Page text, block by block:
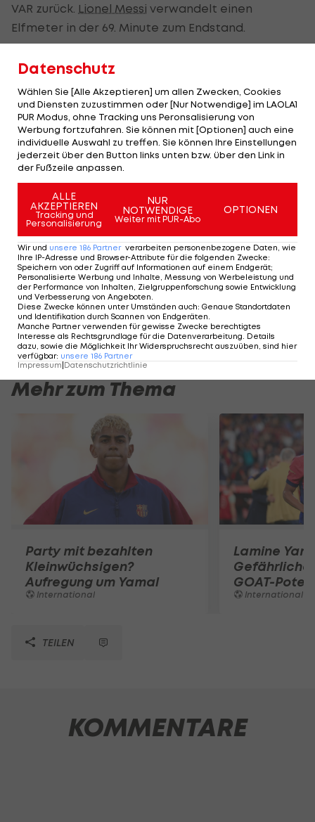
VAR zurück. Lionel Messi verwandelt einen
Elfmeter in der 69. Minute zum Endstand.
Tabellenführung auf fünf Punkte aus. Leganes
bleibt mit 23 Zählern Letzter.
La Liga - Spielplan/Ergebnisse>>>
La Liga - Tabelle>>>
Starte JETZT dein Gratis-Monat bei DAZN und
sei LIVE dabei>>>
Alle Highlights vonLa Ligahier im VIDEO:
Der legendäre Durchmarsch des FC
Wacker Tirol I #Zwarakonferenz History
Zwarakonferenz
Am Stammtisch
Christopher Knett
Stammtisch
Mehr zum Thema
Party mit bezahlten
Kleinwüchsigen?
Aufregung um Yamal
International
Lamine
GOAT-
International
TEILEN
KOMMENTARE
Datenschutz
Wählen Sie [Alle Akzeptieren] um allen Zwecken, Cookies
und Diensten zuzustimmen oder [Nur Notwendige] im LAOLA1
PUR Modus, ohne Tracking uns Peronsalisierung von
Werbung fortzufahren. Sie können mit [Optionen] auch eine
individuelle Auswahl zu treffen. Sie können Ihre Einstellungen
jederzeit über den Button links unten bzw. über den Link in
der Fußzeile anpassen.
ALLE
AKZEPTIEREN
Tracking und
Personalisierung
NUR
NOTWENDIGE
Weiter mit PUR-Abo
OPTIONEN
Wir und unsere 186 Partner verarbeiten personenbezogene Daten, wie
Ihre IP-Adresse und Browser-Attribute für die folgenden Zwecke:
Speichern von oder Zugriff auf Informationen auf einem Endgerät;
Personalisierte Werbung und Inhalte, Messung von Werbeleistung und
der Performance von Inhalten, Zielgruppenforschung sowie Entwicklung
und Verbesserung von Angeboten.
Diese Zwecke können unter Umständen auch: Genaue Standortdaten
und Identifikation durch Scannen von Endgeräten.
Manche Partner verwenden für gewisse Zwecke berechtigtes
Interesse als Rechtsgrundlage für die Datenverarbeitung. Details
dazu, sowie die Möglichkeit Ihr Widerspruchsrecht auszuüben, sind hier
verfügbar: unsere 186 Partner
Impressum Datenschutzrichtlinie